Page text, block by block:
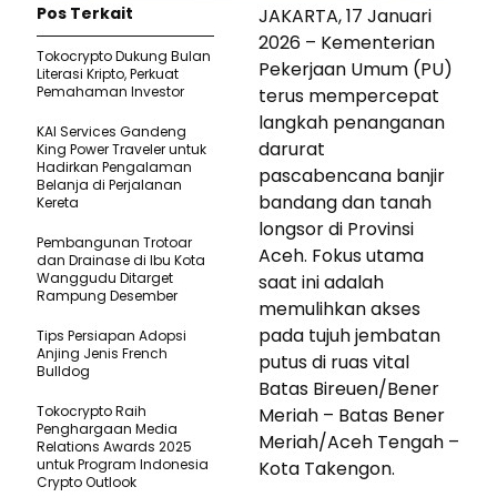
JAKARTA, 17 Januari
2026 – Kementerian
Pekerjaan Umum (PU)
terus mempercepat
langkah penanganan
darurat
pascabencana banjir
bandang dan tanah
longsor di Provinsi
Aceh. Fokus utama
saat ini adalah
memulihkan akses
pada tujuh jembatan
putus di ruas vital
Batas Bireuen/Bener
Meriah – Batas Bener
Meriah/Aceh Tengah –
Kota Takengon.
Pos Terkait
Tokocrypto Dukung Bulan
Literasi Kripto, Perkuat
Pemahaman Investor
KAI Services Gandeng
King Power Traveler untuk
Hadirkan Pengalaman
Belanja di Perjalanan
Kereta
Pembangunan Trotoar
dan Drainase di Ibu Kota
Wanggudu Ditarget
Rampung Desember
Tips Persiapan Adopsi
Anjing Jenis French
Bulldog
Tokocrypto Raih
Penghargaan Media
Relations Awards 2025
untuk Program Indonesia
Crypto Outlook